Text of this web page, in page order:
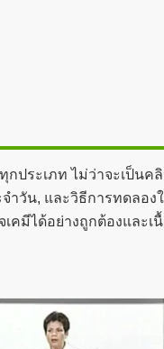
ระเภท ไม่ว่าจะเป็นค
ำวัน, และวิธีการทดลอ
คมีได้อย่างถูกต้องแล